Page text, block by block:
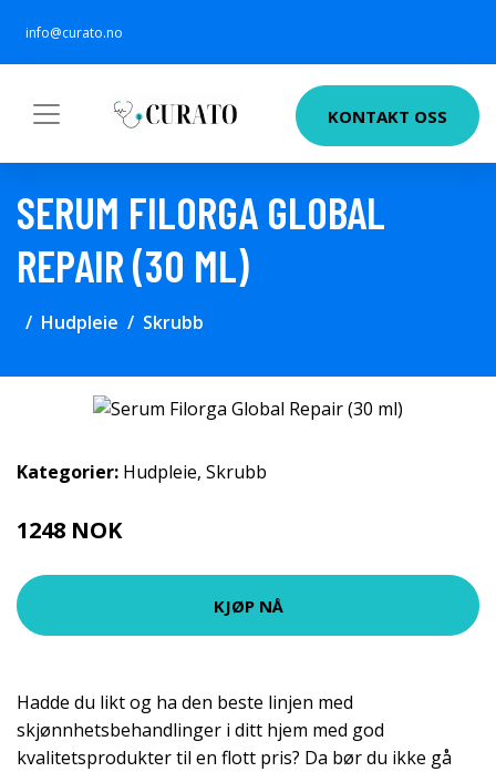
info@curato.no
KONTAKT OSS
SERUM FILORGA GLOBAL
REPAIR (30 ML)
Hudpleie Skrubb
Kategorier: Hudpleie, Skrubb
1248 NOK
KJØP NÅ
Hadde du likt og ha den beste linjen med
skjønnhetsbehandlinger i ditt hjem med god
kvalitetsprodukter til en flott pris? Da bør du ikke gå